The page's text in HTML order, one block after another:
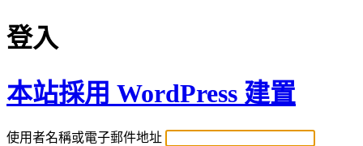
登入
本站採用 WordPress 建置
使用者名稱或電子郵件地址